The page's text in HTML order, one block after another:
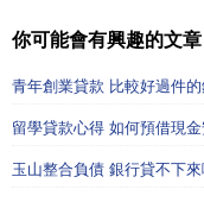
你可能會有興趣的文章
青年創業貸款 比較好過件
留學貸款心得 如何預借現
玉山整合負債 銀行貸不下